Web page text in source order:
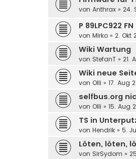
von Anthrax » 24.
P 89LPC922
von Mirko » 2. Okt
Wiki Wartung
von StefanT » 21.
Wiki neue
von Olli » 17. Aug
selfbus.org
von Olli » 15. Aug
TS in
von Hendrik » 5.
Löten, löten,
von SirSydom »